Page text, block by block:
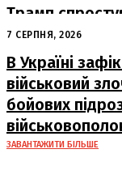
Трамп
конфлікт із
похвалив його
7 СЕРПНЯ, 2026
В Україні
військовий
бойових
ЗАВАНТАЖИТИ БІЛЬШЕ